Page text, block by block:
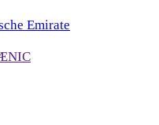
Emirate